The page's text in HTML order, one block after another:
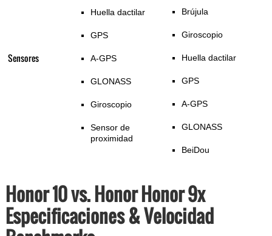
Sensores
Huella dactilar
GPS
A-GPS
GLONASS
Giroscopio
Sensor de
proximidad
Brújula
Giroscopio
Huella dactilar
GPS
A-GPS
GLONASS
BeiDou
Honor 10 vs. Honor Honor 9x
Especificaciones & Velocidad